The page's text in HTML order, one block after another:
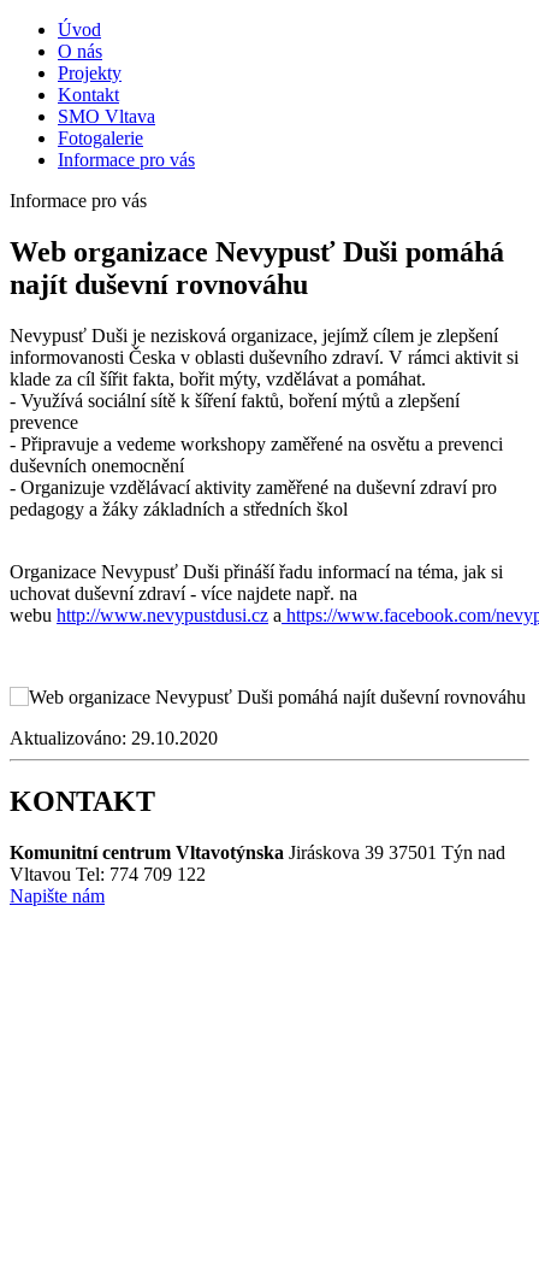
Úvod
O nás
Projekty
Kontakt
SMO Vltava
Fotogalerie
Informace pro vás
Informace pro vás
Web organizace Nevypusť Duši pomáhá
najít duševní rovnováhu
Nevypusť Duši je nezisková organizace, jejímž cílem je zlepšení
informovanosti Česka v oblasti duševního zdraví. V rámci aktivit si
klade za cíl šířit fakta, bořit mýty, vzdělávat a pomáhat.
- Využívá sociální sítě k šíření faktů, boření mýtů a zlepšení
prevence
- Připravuje a vedeme workshopy zaměřené na osvětu a prevenci
duševních onemocnění
- Organizuje vzdělávací aktivity zaměřené na duševní zdraví pro
pedagogy a žáky základních a středních škol
Organizace Nevypusť Duši přináší řadu informací na téma, jak si
uchovat duševní zdraví - více najdete např. na
webu http://www.nevypustdusi.cz a https://www.facebook.com/
Aktualizováno: 29.10.2020
KONTAKT
Komunitní centrum Vltavotýnska Jiráskova 39 37501 Týn nad
Vltavou Tel: 774 709 122
Napište nám